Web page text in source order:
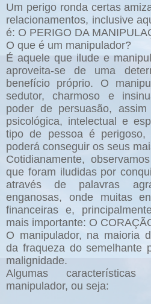
Um perigo ronda certas
relacionamentos, inclusive
é: O PERIGO DA
O que é um manipulador?
É aquele que ilude e
aproveita-se de uma
benefício próprio. O
sedutor, charmoso e
poder de persuasão,
psicológica, intelectual e
tipo de pessoa é perigoso,
poderá conseguir os seus
Cotidianamente,
que foram iludidas por
através de palavras
enganosas, onde muitas
financeiras e,
mais importante: O
O manipulador, na maioria
da fraqueza do semelhante
malignidade.
Algumas
manipulador, ou seja: